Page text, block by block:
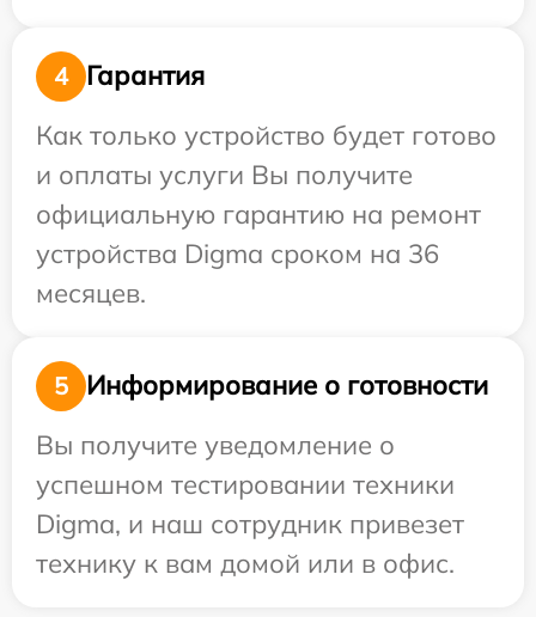
4
Гарантия
Как только устройство будет готово
и оплаты услуги Вы получите
официальную гарантию на ремонт
устройства Digma сроком на 36
месяцев.
5
Информирование о готовности
Вы получите уведомление о
успешном тестировании техники
Digma, и наш сотрудник привезет
технику к вам домой или в офис.